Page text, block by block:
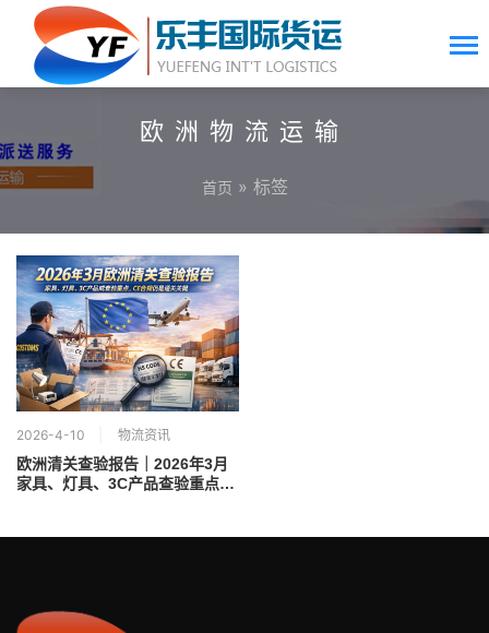
欧洲物流运输
首页 » 标签
2026-4-10 物流资讯
欧洲清关查验报告｜2026年3月
家具、灯具、3C产品查验重点分